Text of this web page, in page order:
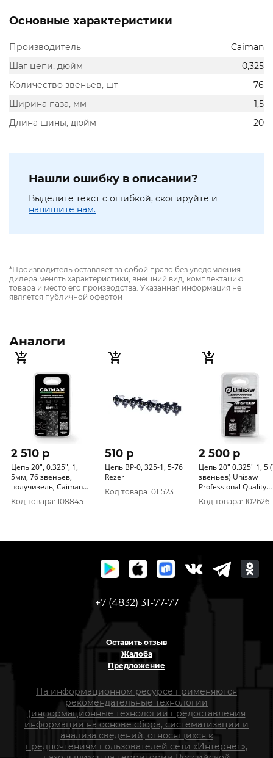
Основные характеристики
Производитель
Caiman
Шаг цепи, дюйм
0,325
Количество звеньев, шт
76
Ширина паза, мм
1,5
Длина шины, дюйм
20
Нашли ошибку в описании?
Выделите текст с ошибкой, скопируйте и
напишите нам.
*Производитель оставляет за собой право без уведомления
дилера менять характеристики, внешний вид, комплектацию
товара и место его производства. Указанная информация не
является публичной офертой
Аналоги
2 510 p
Цепь 20", 0.325", 1,
5мм, 76 звеньев,
получизель, Caiman
CC32515-76SC
Код товара: 108845
510 p
Цепь ВP-0, 325-1, 5-76
Rezer
Код товара: 011523
2 500 p
Цепь 20" 0.325" 1, 5
звеньев) Unisaw
Professional Quality
SG5C76DL
Код товара: 102626
+7 (4832) 31-77-77
Оставить отзыв
Жалоба
Предложение
На информационном ресурсе применяются
рекомендательные технологии
(информационные технологии предоставления
информации на основе сбора, систематизации и
анализа сведений, относящихся к
предпочтениям пользователей сети «Интернет»,